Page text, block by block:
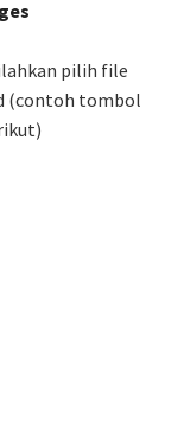
pilih file
(contoh tombol